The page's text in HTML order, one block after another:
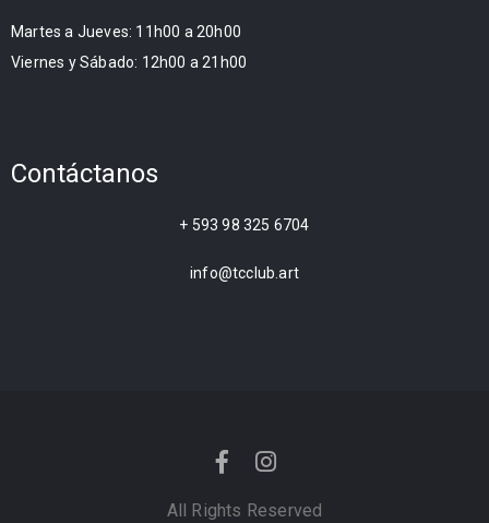
Martes a Jueves: 11h00 a 20h00
Viernes y Sábado: 12h00 a 21h00
Contáctanos
+ 593 98 325 6704
info@tcclub.art
All Rights Reserved